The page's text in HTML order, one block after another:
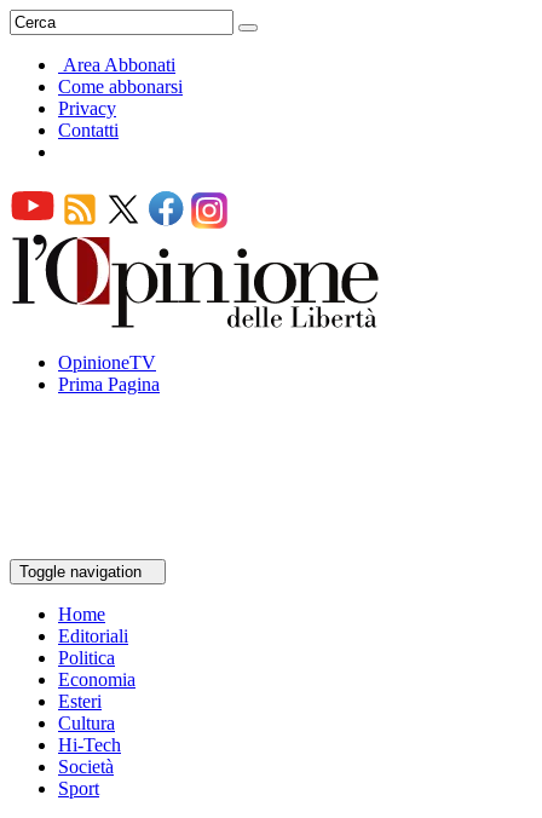
Area Abbonati
Come abbonarsi
Privacy
Contatti
OpinioneTV
Prima Pagina
Toggle navigation
Home
Editoriali
Politica
Economia
Esteri
Cultura
Hi-Tech
Società
Sport